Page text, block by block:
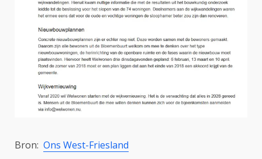
Bron: Ons West-Friesland